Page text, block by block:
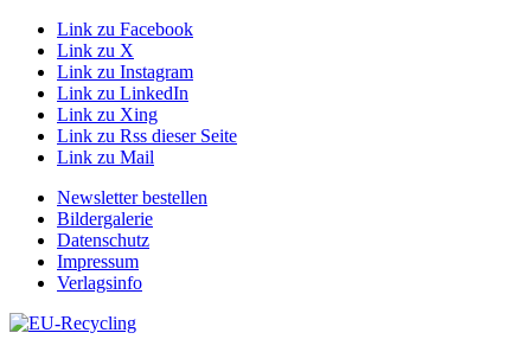
Link zu Facebook
Link zu X
Link zu Instagram
Link zu LinkedIn
Link zu Xing
Link zu Rss dieser Seite
Link zu Mail
Newsletter bestellen
Bildergalerie
Datenschutz
Impressum
Verlagsinfo